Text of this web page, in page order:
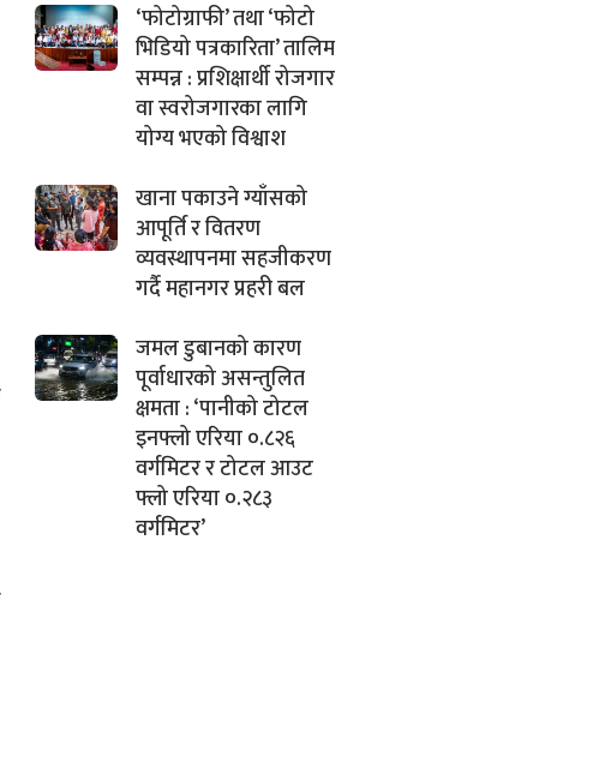
‘फोटोग्राफी’ तथा ‘फोटो
भिडियो पत्रकारिता’ तालिम
सम्पन्न : प्रशिक्षार्थी रोजगार
वा स्वरोजगारका लागि
योग्य भएको विश्वाश
खाना पकाउने ग्याँसको
आपूर्ति र वितरण
व्यवस्थापनमा सहजीकरण
गर्दै महानगर प्रहरी बल
जमल डुबानको कारण
पूर्वाधारको असन्तुलित
क्षमता : ‘पानीको टोटल
इनफ्लो एरिया ०.८२६
वर्गमिटर र टोटल आउट
फ्लो एरिया ०.२८३
वर्गमिटर’